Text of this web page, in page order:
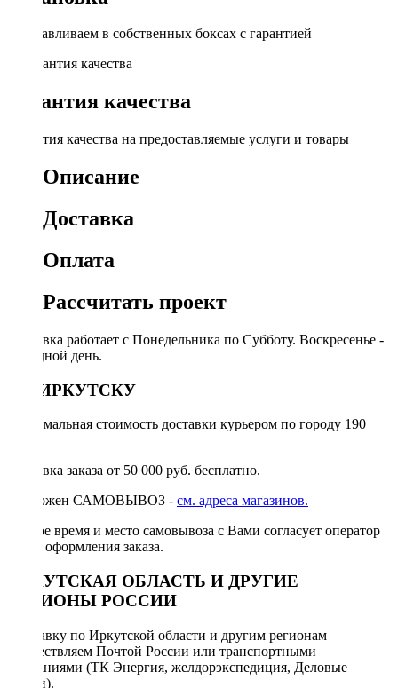
Устанавливаем в собственных боксах с гарантией
Гарантия качества
Гарантия качества на предоставляемые услуги и товары
Описание
Доставка
Оплата
Рассчитать проект
Доставка работает с Понедельника по Субботу. Воскресенье -
выходной день.
ПО ИРКУТСКУ
Минимальная стоимость доставки курьером по городу 190
Доставка заказа от 50 000 руб. бесплатно.
Возможен САМОВЫВОЗ - см. адреса магазинов.
Точное время и место самовывоза с Вами согласует оператор
после оформления заказа.
ИРКУТСКАЯ ОБЛАСТЬ И ДРУГИЕ
РЕГИОНЫ РОССИИ
Отправку по Иркутской области и другим регионам
осуществляем Почтой России или транспортными
компаниями (ТК Энергия, желдорэкспедиция, Деловые
линии).